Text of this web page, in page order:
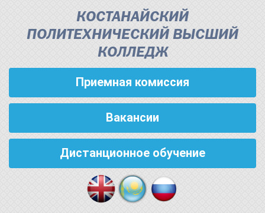
КОСТАНАЙСКИЙ
ПОЛИТЕХНИЧЕСКИЙ ВЫСШИЙ
КОЛЛЕДЖ
Приемная комиссия
Вакансии
Дистанционное обучение